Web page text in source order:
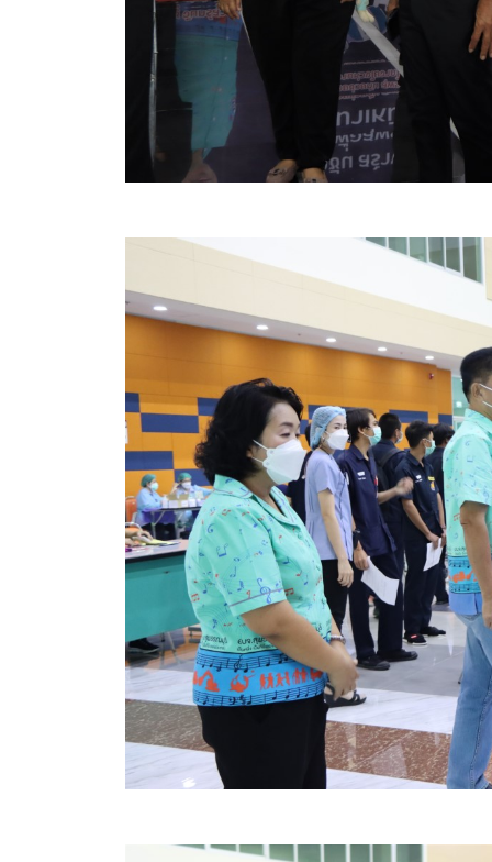
มาตรฐานกำหนดตำแหน่ง
VDO Present
ประกาศแผนการจัดซื้อจัดจ้าง
รายงานผลการจัดซื้อจัดจ้างประจำปีงบประมาณ
สรุปผลการดำเนินงานจัดซื้อจัดจ้างในรอบเดือน (สข
ประกาศผู้ชนะการเสนอราคา
ประกาศราคากลาง
ประกาศเชิญชวนประกวดราคา (e-bidding)
ยกเลิกประกาศเชิญชวน
ยกเลิกประกาศผู้ชนะ
เปลี่ยนแปลงประกาศผู้ชนะ
เปลี่ยนแปลงประกาศเชิญชวน